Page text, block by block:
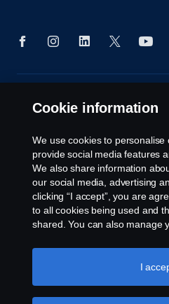
задржани. Scania Makedonija
Cookie information
We use cookies to
provide social media features
We also share information
our social media, advertising
clicking “I accept”, you are
to all cookies being used and
shared. You can also manage
like to accept. For a more
use cookies, please visit our
I